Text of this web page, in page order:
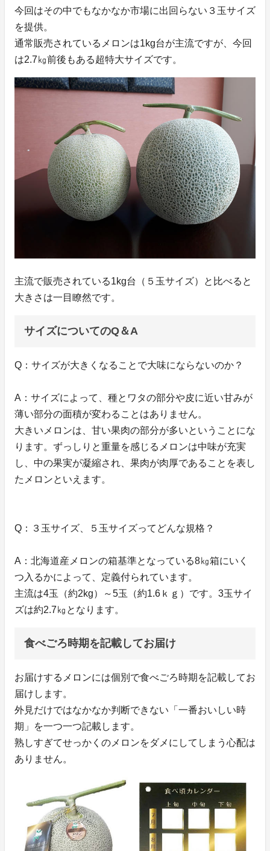
今回はその中でもなかなか市場に出回らない３玉サイズ
を提供。
通常販売されているメロンは1kg台が主流ですが、今回
は2.7㎏前後もある超特大サイズです。
主流で販売されている1kg台（５玉サイズ）と比べると
大きさは一目瞭然です。
サイズについてのQ＆A
Q：サイズが大きくなることで大味にならないのか？
A：サイズによって、種とワタの部分や皮に近い甘みが
薄い部分の面積が変わることはありません。
大きいメロンは、甘い果肉の部分が多いということにな
ります。ずっしりと重量を感じるメロンは中味が充実
し、中の果実が凝縮され、果肉が肉厚であることを表し
たメロンといえます。
Q：３玉サイズ、５玉サイズってどんな規格？
A：北海道産メロンの箱基準となっている8㎏箱にいく
つ入るかによって、定義付られています。
主流は4玉（約2kg）～5玉（約1.6ｋｇ）です。3玉サイ
ズは約2.7㎏となります。
食べごろ時期を記載してお届け
お届けするメロンには個別で食べごろ時期を記載してお
届けします。
外見だけではなかなか判断できない「一番おいしい時
期」を一つ一つ記載します。
熟しすぎてせっかくのメロンをダメにしてしまう心配は
ありません。